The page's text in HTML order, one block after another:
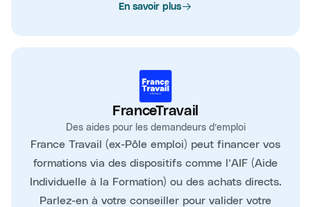
En savoir plus
FranceTravail
Des aides pour les demandeurs d’emploi
France Travail (ex-Pôle emploi) peut financer vos
formations via des dispositifs comme l’AIF (Aide
Individuelle à la Formation) ou des achats directs.
Parlez-en à votre conseiller pour valider votre